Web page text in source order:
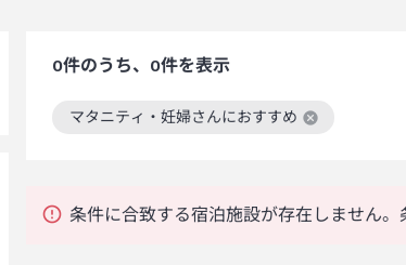
0件のうち、0件を表示
マタニティ・妊婦さんにおすすめ
この絞り込み条件を解除
条件に合致する宿泊施設が存在しません